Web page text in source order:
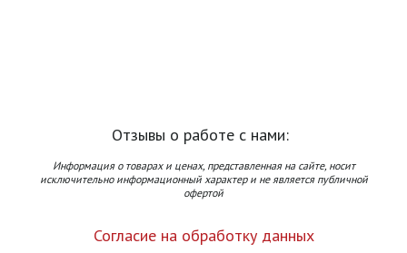
Отзывы о работе с нами:
Информация о товарах и ценах, представленная на сайте, носит
исключительно информационный характер и не является публичной
офертой
Согласие на обработку данных